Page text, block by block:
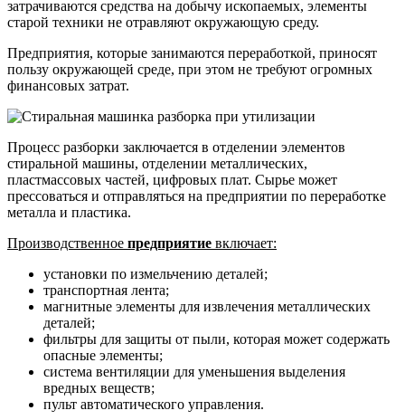
затрачиваются средства на добычу ископаемых, элементы
старой техники не отравляют окружающую среду.
Предприятия, которые занимаются переработкой, приносят
пользу окружающей среде, при этом не требуют огромных
финансовых затрат.
Процесс разборки заключается в отделении элементов
стиральной машины, отделении металлических,
пластмассовых частей, цифровых плат. Сырье может
прессоваться и отправляться на предприятии по переработке
металла и пластика.
Производственное предприятие включает:
установки по измельчению деталей;
транспортная лента;
магнитные элементы для извлечения металлических
деталей;
фильтры для защиты от пыли, которая может содержать
опасные элементы;
система вентиляции для уменьшения выделения
вредных веществ;
пульт автоматического управления.